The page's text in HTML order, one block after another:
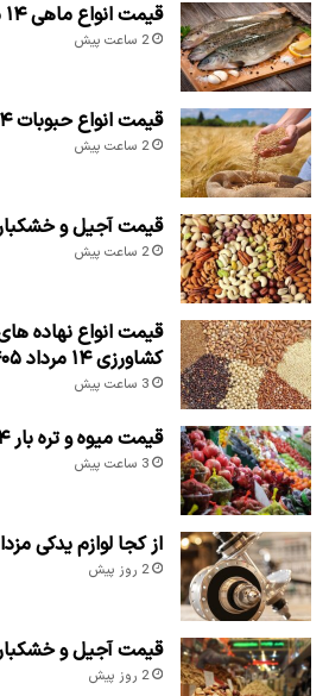
قیمت انواع ماهی ۱۴ مرداد ۱۴۰۵
2 ساعت پیش
قیمت انواع حبوبات ۱۴ مرداد ۱۴۰۵
2 ساعت پیش
قیمت آجیل و خشکبار ۱۴ مرداد
2 ساعت پیش
قیمت انواع نهاده
کشاورزی ۱۴ مرداد ۱۴۰۵
3 ساعت پیش
قیمت میوه و تره بار ۱۴ مرداد ۱۴۰۵
3 ساعت پیش
از کجا لوازم یدکی مزدا 3 قدیم بخریم؟
2 روز پیش
قیمت آجیل و خشکبار ۱۲ مرداد
2 روز پیش